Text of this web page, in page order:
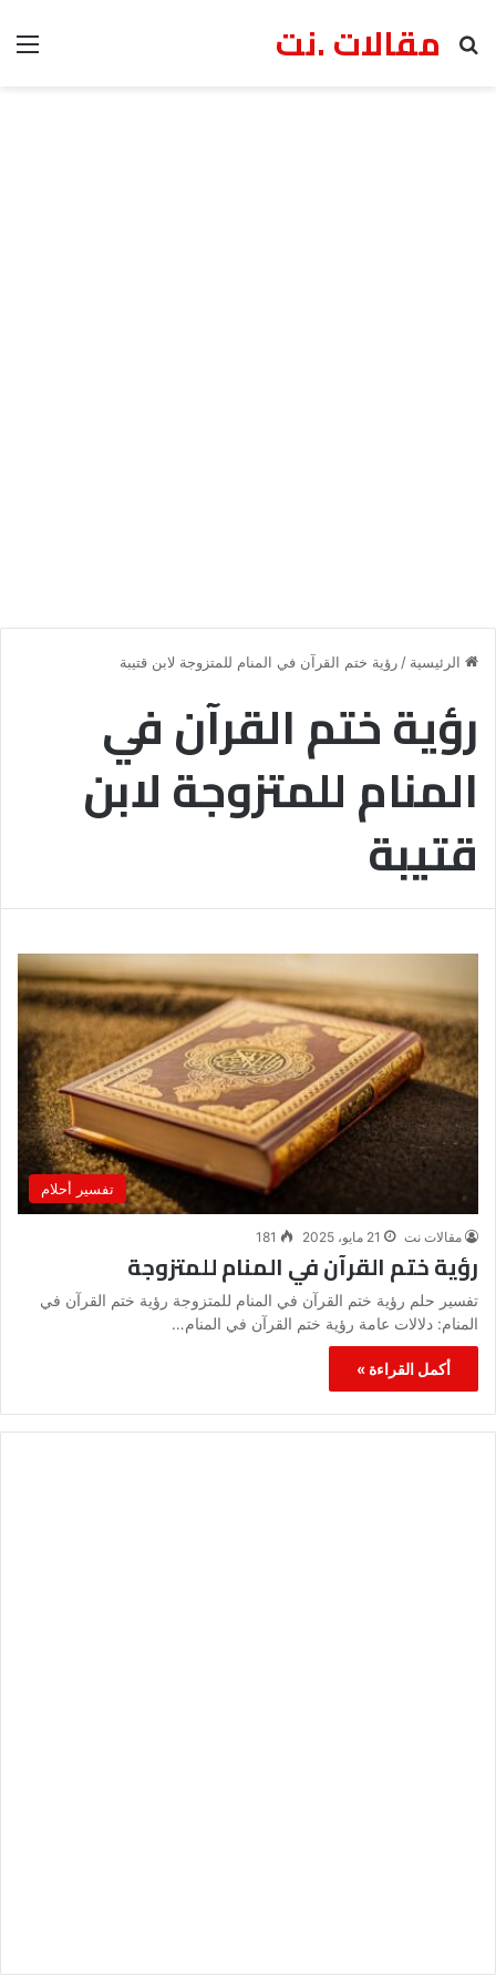
مقالات .نت
بحث عن
الرئيسية / رؤية ختم القرآن في المنام للمتزوجة لابن قتيبة
رؤية ختم القرآن في
المنام للمتزوجة لابن
قتيبة
تفسير أحلام
مقالات نت 21 مايو، 2025 181
رؤية ختم القرآن في المنام للمتزوجة
تفسير حلم رؤية ختم القرآن في المنام للمتزوجة رؤية ختم القرآن في
المنام: دلالات عامة رؤية ختم القرآن في المنام…
أكمل القراءة »